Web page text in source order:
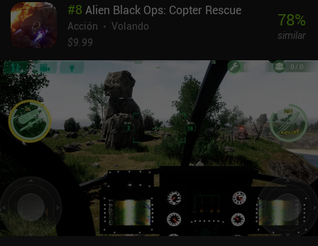
necesidad de duplicados para aumentar los niveles de estrellas
puede hacer que la progresión parezca monetariamente injusta. El
juego también incluye un pase de batalla de pago y varios iAP para
obtener recursos adicionales. Este enfoque de monetización
estándar puede disuadir a los jugadores no familiarizados con las
gachas. Zenless Zone Zero es un RPG de acción convincente que
combina con éxito varios elementos de juego en una experiencia
cohesiva, pero la monetización y la rutina harán que algunos
jugadores no lo acepten.
#8 Alien Black Ops: Copter Rescue
Acción
Volando
$9.99
78%
similar